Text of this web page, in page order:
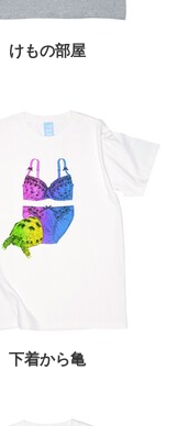
けもの部屋
下着から亀